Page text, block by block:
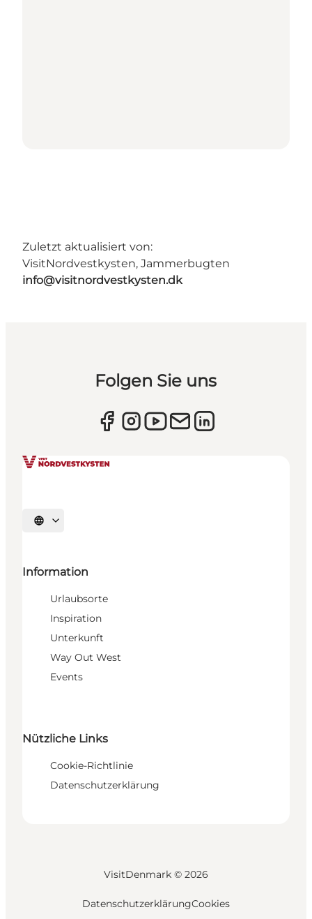
Zuletzt aktualisiert von:
VisitNordvestkysten, Jammerbugten
info@visitnordvestkysten.dk
Folgen Sie uns
Sprache auswählen
Information
Urlaubsorte
Inspiration
Unterkunft
Way Out West
Events
Nützliche Links
Cookie-Richtlinie
Datenschutzerklärung
VisitDenmark © 2026
DatenschutzerklärungCookies